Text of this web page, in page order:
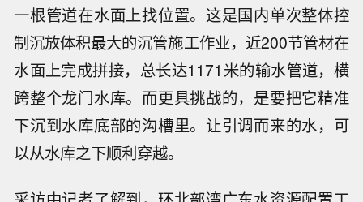
一根管道在水面上找位置。这是国内单次整体控
制沉放体积最大的沉管施工作业，近200节管材在
水面上完成拼接，总长达1171米的输水管道，横
跨整个龙门水库。而更具挑战的，是要把它精准
下沉到水库底部的沟槽里。让引调而来的水，可
以从水库之下顺利穿越。